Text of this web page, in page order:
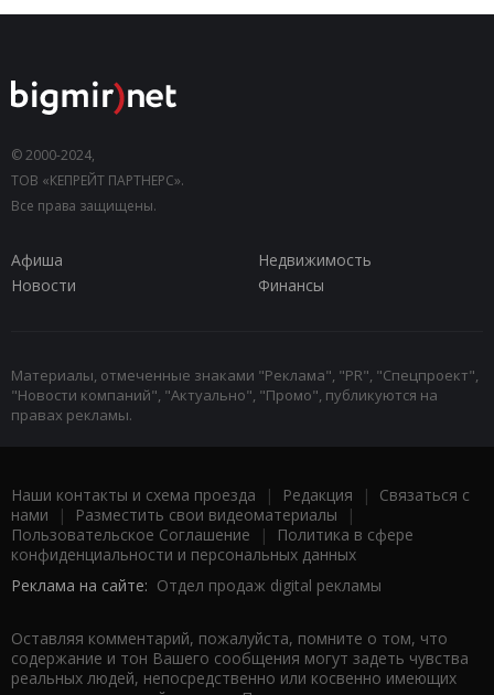
© 2000-2024,
ТОВ «КЕПРЕЙТ ПАРТНЕРС».
Все права защищены.
Афиша
Недвижимость
Новости
Финансы
Материалы, отмеченные знаками "Реклама", "PR", "Спецпроект",
"Новости компаний", "Актуально", "Промо", публикуются на
правах рекламы.
Наши контакты и схема проезда | Редакция | Связаться с
нами | Разместить свои видеоматериалы |
Пользовательское Соглашение |
Политика в сфере
конфиденциальности и персональных данных
Реклама на сайте: Отдел продаж digital рекламы
Оставляя комментарий, пожалуйста, помните о том, что
содержание и тон Вашего сообщения могут задеть чувства
реальных людей, непосредственно или косвенно имеющих